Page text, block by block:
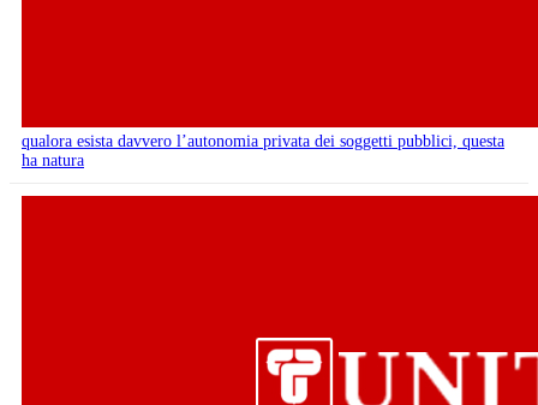
qualora esista davvero l’autonomia privata dei soggetti pubblici, questa
ha natura